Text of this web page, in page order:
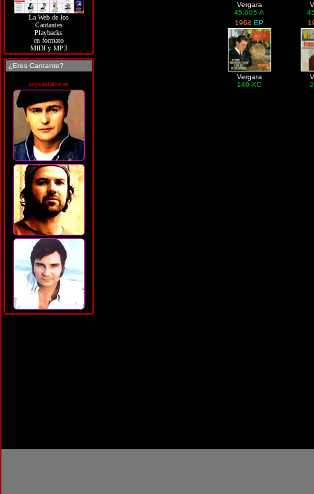
La Web de los
Cantantes
Playbacks
en formato
MIDI y MP3
¿Eres Cantante?
soycantante.es
Vergara
45.005-A
1964EP
Vergara
140-XC